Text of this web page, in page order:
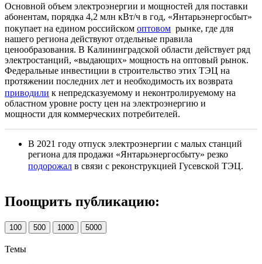
Основной объем электроэнергии и мощностей для поставки
абонентам, порядка 4,2 млн кВт/ч в год, «Янтарьэнергосбыт»
покупает на едином российском оптовом рынке, где для
нашего региона действуют отдельные правила
ценообразования. В Калининградской области действует ряд
электростанций, «выдающих» мощность на оптовый рынок.
Федеральные инвестиции в строительство этих ТЭЦ на
протяжении последних лет и необходимость их возврата
приводили к непредсказуемому и неконтролируемому на
областном уровне росту цен на электроэнергию и
мощности для коммерческих потребителей.
В 2021 году отпуск электроэнергии с малых станций
региона для продажи «Янтарьэнергосбыту» резко
подорожал в связи с реконструкцией Гусевской ТЭЦ.
Поощрить публикацию:
100 500 1000 5000
Темы